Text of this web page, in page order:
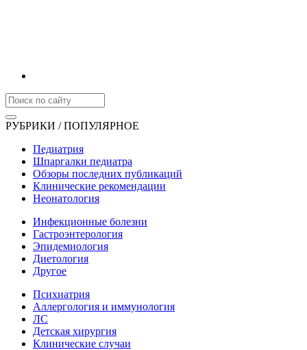
РУБРИКИ / ПОПУЛЯРНОЕ
Педиатрия
Шпаргалки педиатра
Обзоры последних публикаций
Клинические рекомендации
Неонатология
Инфекционные болезни
Гастроэнтерология
Эпидемиология
Диетология
Другое
Психиатрия
Аллергология и иммунология
ЛС
Детская хирургия
Клинические случаи